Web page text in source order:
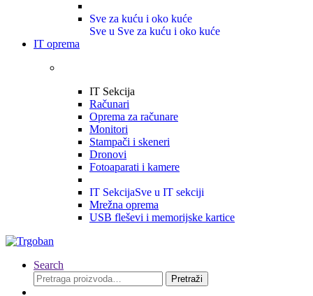
Sve za kuću i oko kuće
Sve u Sve za kuću i oko kuće
IT oprema
IT Sekcija
Računari
Oprema za računare
Monitori
Stampači i skeneri
Dronovi
Fotoaparati i kamere
IT SekcijaSve u IT sekciji
Mrežna oprema
USB fleševi i memorijske kartice
Search
Pretraga
za:
Pretraži